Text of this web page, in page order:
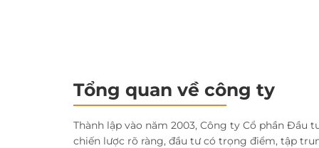
Tổng quan về công ty
Thành lập vào năm 2003, Công ty Cổ phần Đầu
chiến lược rõ ràng, đầu tư có trọng điểm, tập